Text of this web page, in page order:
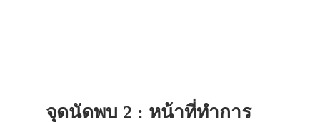
จุดนัดพบ 2 : หน้าที่ทำการ